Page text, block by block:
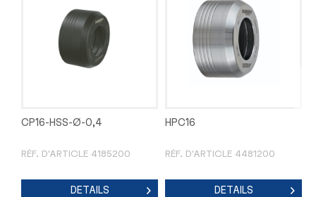
CP16-HSS-Ø-0,4
RÉF. D'ARTICLE 4185200
DETAILS
HPC16
RÉF. D'ARTICLE 4481200
DETAILS